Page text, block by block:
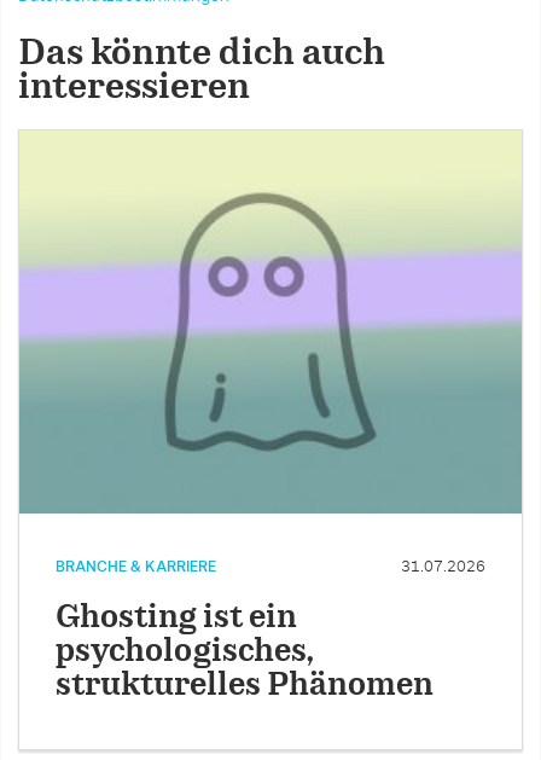
Das könnte dich auch
interessieren
BRANCHE & KARRIERE 31.07.2026
Ghosting ist ein
psychologisches,
strukturelles Phänomen